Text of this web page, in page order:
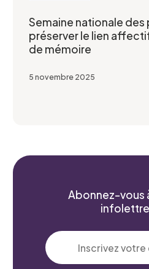
Semaine nationale des
préserver le lien
de mémoire
5 novembre 2025
Abonnez-vous
infolettre
et j’accepte